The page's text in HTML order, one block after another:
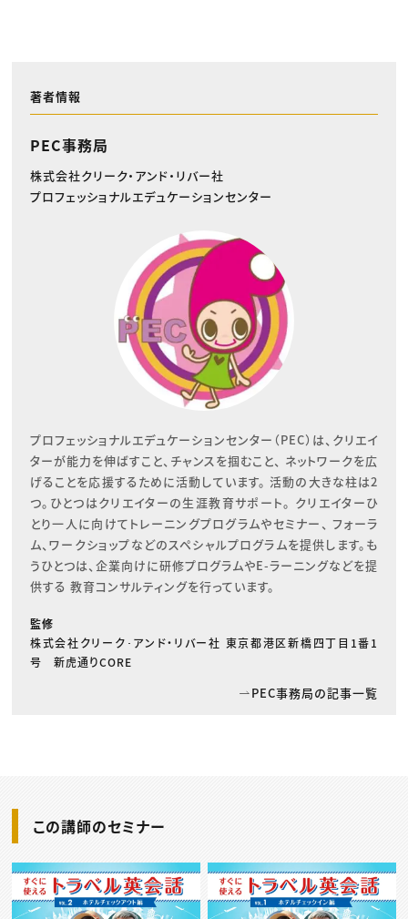
著者情報
PEC事務局
株式会社クリーク・アンド・リバー社
プロフェッショナルエデュケーションセンター
プロフェッショナルエデュケーションセンター（PEC）は、クリエイ
ターが能力を伸ばすこと、チャンスを掴むこと、 ネットワークを広
げることを応援するために活動しています。 活動の大きな柱は2
つ。ひとつはクリエイターの生涯教育サポート。 クリエイターひ
とり一人に向けてトレーニングプログラムやセミナー、 フォーラ
ム、ワークショップなどのスペシャルプログラムを提供します。も
うひとつは、企業向けに研修プログラムやE-ラーニングなどを提
供する 教育コンサルティングを行っています。
監修
株式会社クリーク･アンド・リバー社 東京都港区新橋四丁目1番1
号 新虎通りCORE
PEC事務局の記事一覧
この講師のセミナー